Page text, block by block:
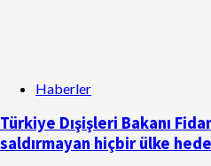
Haberler
Türkiye Dışişleri Bakanı
saldırmayan hiçbir ülke